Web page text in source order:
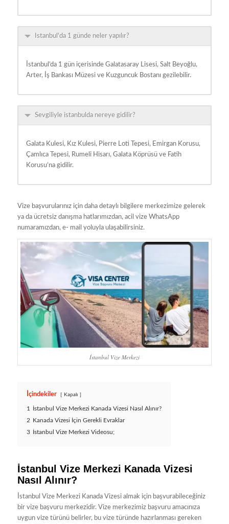
Istanbul'da 1 günde neler yapılır?
İstanbul’da 1 gün içerisinde Galatasaray Lisesi, Salt Beyoğlu,
Arter, İş Bankası Müzesi ve Kuzguncuk Bostanı gezilebilir.
Sevgiliyle istanbulda nereye gidilir?
Galata Kulesi, Kız Kulesi, Pierre Loti Tepesi, Emirgan Korusu,
Çamlıca Tepesi, Rumeli Hisarı, Galata Köprüsü ve Fatih
Korusu’na gidilir.
Vize başvurularınız için daha detaylı bilgilere merkezimize gelerek
ya da ücretsiz danışma hatlarımızdan, acil vize WhatsApp
numaramızdan, e- mail yoluyla ulaşabilirsiniz.
İstanbul Vize Merkezi
İçindekiler Kapalı
1 İstanbul Vize Merkezi Kanada Vizesi Nasıl Alınır?
2 Kanada Vizesi İçin Gerekli Evraklar
3 İstanbul Vize Merkezi Videosu;
İstanbul Vize Merkezi Kanada Vizesi
Nasıl Alınır?
İstanbul Vize Merkezi Kanada Vizesi almak için başvurabileceğiniz
bir vize başvuru merkezidir. Vize merkezimiz başvuru amacınıza
uygun vize türünü belirler, bu vize türünde hazırlanması gereken